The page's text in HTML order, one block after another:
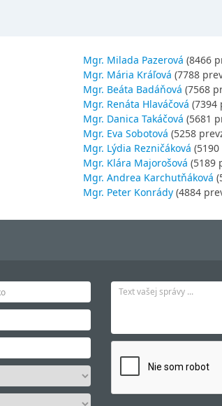
Mgr. Milada Pazerová (8466
Mgr. Mária Kráľová (7788
Mgr. Beáta Badáňová (7568
Mgr. Renáta Hlaváčová (7394
Mgr. Danica Takáčová (5681
Mgr. Eva Sobotová (5258
Mgr. Lýdia Rezničáková
Mgr. Klára Majorošová (5189
Mgr. Andrea Karchutňáková
Mgr. Peter Konrády (4884